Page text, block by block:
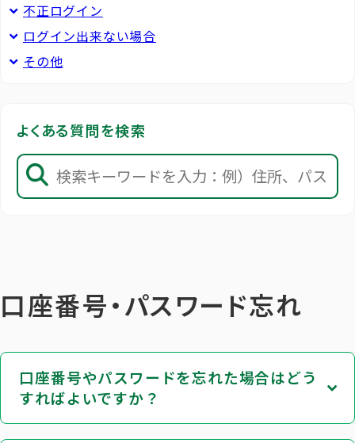
不正ログイン
ログイン出来ない場合
その他
よくある質問を検索
口座番号・パスワード忘れ
口座番号やパスワードを忘れた場合はどう
すればよいですか？